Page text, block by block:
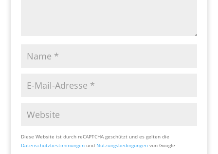
Diese Website ist durch reCAPTCHA geschützt und es gelten die
Datenschutzbestimmungenund Nutzungsbedingungenvon Google